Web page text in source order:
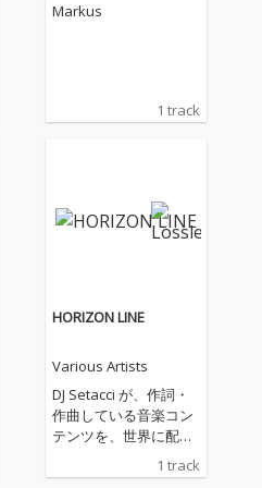
Markus
1 track
HORIZON LINE
Various Artists
DJ Setacci が、作詞・
作曲している音楽コン
テンツを、世界に配信
しています。主なジャ
ンルは、House、R&
1 track